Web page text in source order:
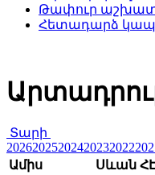
Թափուր
Հետադարձ կապ
Տարի
20262025202420232022
Ամիս
Սևան